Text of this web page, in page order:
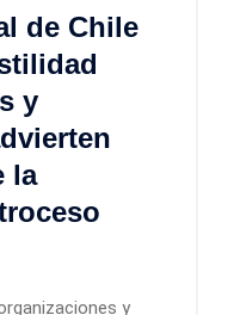
de Chile
y
la
y